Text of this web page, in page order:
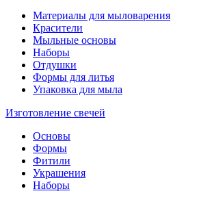
Материалы для мыловарения
Красители
Мыльные основы
Наборы
Отдушки
Формы для литья
Упаковка для мыла
Изготовление свечей
Основы
Формы
Фитили
Украшения
Наборы